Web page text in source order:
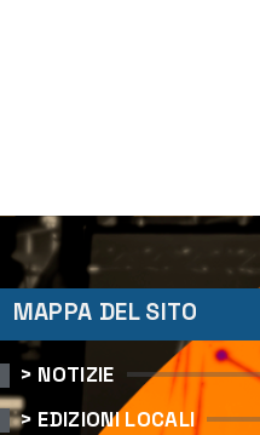
MAPPA DEL SITO
> NOTIZIE
> EDIZIONI LOCALI